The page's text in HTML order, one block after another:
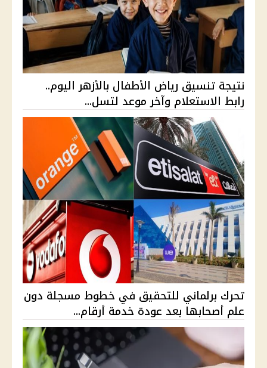
نتيجة تنسيق رياض الأطفال بالأزهر اليوم..
رابط الاستعلام وآخر موعد لتسل...
تحرك برلماني للتحقيق في خطوط مسجلة دون
علم أصحابها بعد عودة خدمة أرقام...